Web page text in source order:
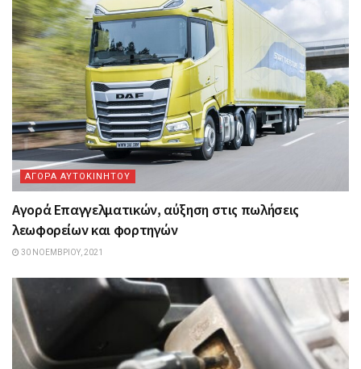
ΑΓΟΡΑ ΑΥΤΟΚΙΝΗΤΟΥ
Αγορά Επαγγελματικών, αύξηση στις πωλήσεις
λεωφορείων και φορτηγών
30 ΝΟΕΜΒΡΊΟΥ, 2021